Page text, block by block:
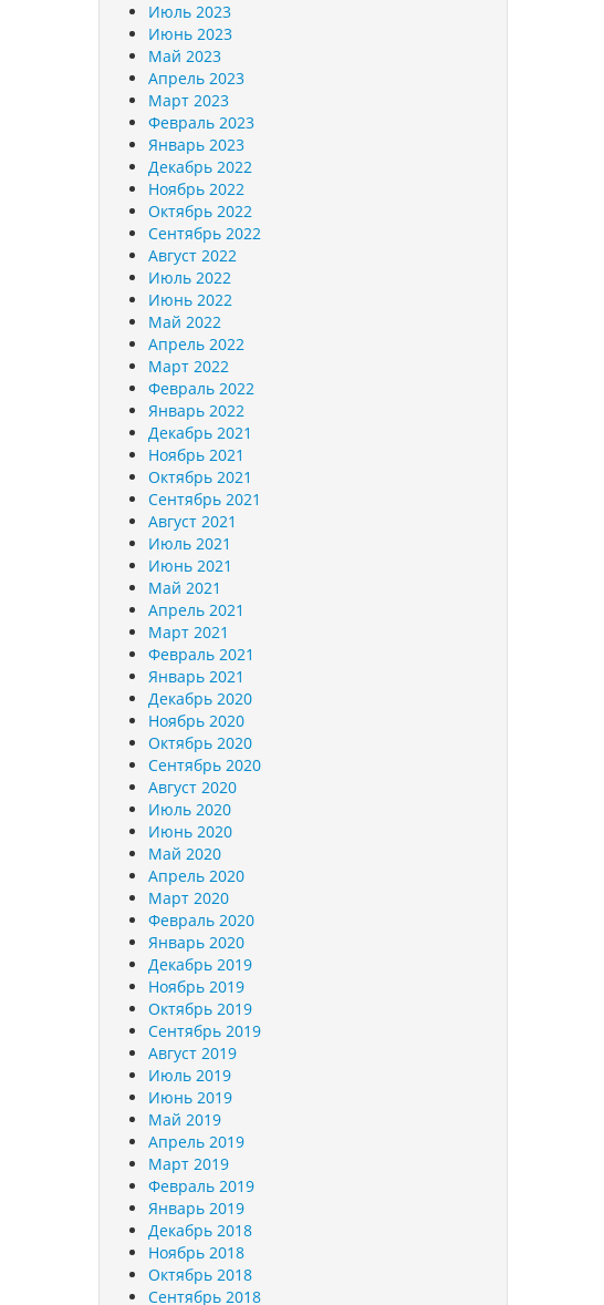
Июль 2023
Июнь 2023
Май 2023
Апрель 2023
Март 2023
Февраль 2023
Январь 2023
Декабрь 2022
Ноябрь 2022
Октябрь 2022
Сентябрь 2022
Август 2022
Июль 2022
Июнь 2022
Май 2022
Апрель 2022
Март 2022
Февраль 2022
Январь 2022
Декабрь 2021
Ноябрь 2021
Октябрь 2021
Сентябрь 2021
Август 2021
Июль 2021
Июнь 2021
Май 2021
Апрель 2021
Март 2021
Февраль 2021
Январь 2021
Декабрь 2020
Ноябрь 2020
Октябрь 2020
Сентябрь 2020
Август 2020
Июль 2020
Июнь 2020
Май 2020
Апрель 2020
Март 2020
Февраль 2020
Январь 2020
Декабрь 2019
Ноябрь 2019
Октябрь 2019
Сентябрь 2019
Август 2019
Июль 2019
Июнь 2019
Май 2019
Апрель 2019
Март 2019
Февраль 2019
Январь 2019
Декабрь 2018
Ноябрь 2018
Октябрь 2018
Сентябрь 2018